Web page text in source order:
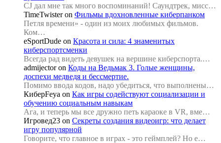
CJ дал мне так много воспоминаний! Саундтрек, мисс…
TimeTwister on Фильмы вдохновленные киберпанком
Петля времени» - один из моих любимых фильмов.
Ком…
eSportDude on Красота и сила: 4 знаменитых
киберспортсменки
Всегда рад видеть девушек на вершине киберспорта.…
admijector on Коды на Ведьмак 3. Голые женщины,
доспехи медведя и бессмертие.
Помимо ввода кодов, надо убедиться, что выполнены…
КиберFeya on Как игры содействуют социализации и
обучению социальным навыкам
Ага, и теперь мы все дружно петь караоке в VR, вме…
Игровед23 on Секреты создания видеоигр: что делает
игру популярной
Говорите, что главное в играх - это геймплей? Но е…